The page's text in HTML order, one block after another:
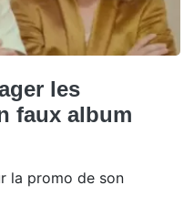
les
faux album
la promo de son